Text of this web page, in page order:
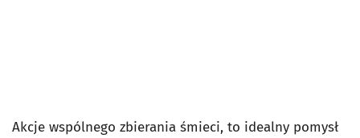
Akcje wspólnego zbierania śmieci, to idealny pomysł